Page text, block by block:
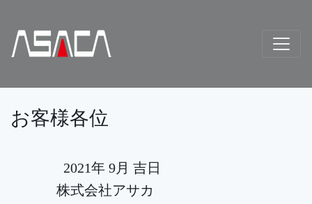
お客様各位
2021年 9月 吉日
株式会社アサカ